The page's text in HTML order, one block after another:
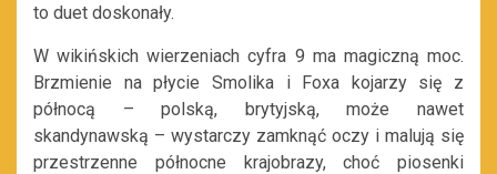
to duet doskonały.
W wikińskich wierzeniach cyfra 9 ma magiczną moc.
Brzmienie na płycie Smolika i Foxa kojarzy się z
północą – polską, brytyjską, może nawet
skandynawską – wystarczy zamknąć oczy i malują się
przestrzenne północne krajobrazy, choć piosenki